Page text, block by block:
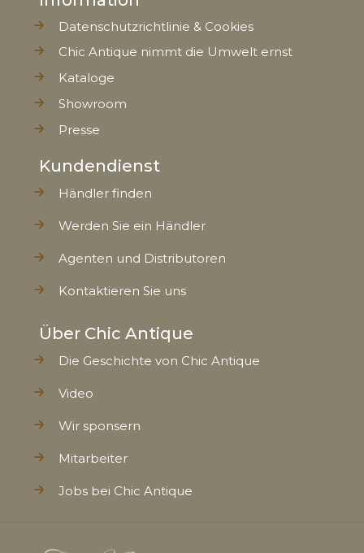
Datenschutzrichtlinie & Cookies
Chic Antique nimmt die Umwelt ernst
Kataloge
Showroom
Presse
Kundendienst
Händler finden
Werden Sie ein Händler
Agenten und Distributoren
Kontaktieren Sie uns
Über Chic Antique
Die Geschichte von Chic Antique
Video
Wir sponsern
Mitarbeiter
Jobs bei Chic Antique